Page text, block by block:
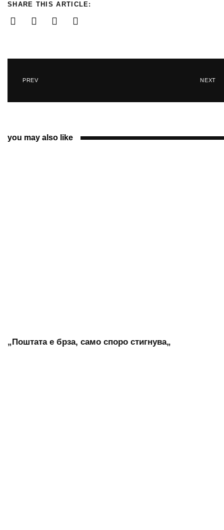
SHARE THIS ARTICLE:
PREV NEXT
you may also like
„Поштата е брза, само споро стигнува„